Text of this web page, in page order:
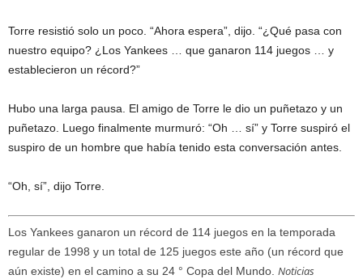
Torre resistió solo un poco. “Ahora espera”, dijo. “¿Qué pasa con
nuestro equipo? ¿Los Yankees … que ganaron 114 juegos … y
establecieron un récord?”
Hubo una larga pausa. El amigo de Torre le dio un puñetazo y un
puñetazo. Luego finalmente murmuró: “Oh … sí” y Torre suspiró el
suspiro de un hombre que había tenido esta conversación antes.
“Oh, sí”, dijo Torre.
Los Yankees ganaron un récord de 114 juegos en la temporada
regular de 1998 y un total de 125 juegos este año (un récord que
aún existe) en el camino a su 24 ° Copa del Mundo. Noticias